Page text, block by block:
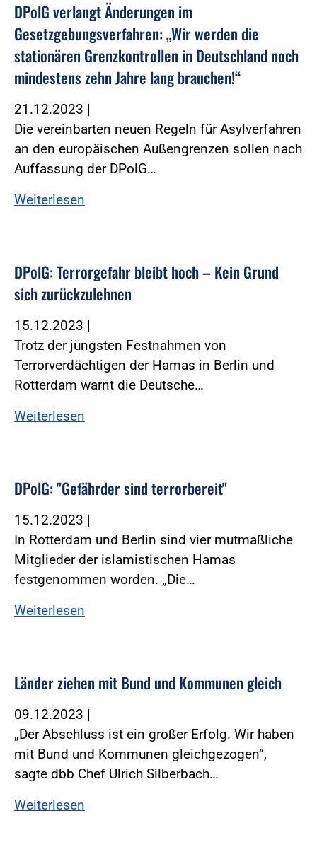
DPolG verlangt Änderungen im
Gesetzgebungsverfahren: „Wir werden die
stationären Grenzkontrollen in Deutschland noch
mindestens zehn Jahre lang brauchen!“
21.12.2023 |
Die vereinbarten neuen Regeln für Asylverfahren
an den europäischen Außengrenzen sollen nach
Auffassung der DPolG…
Weiterlesen
DPolG: Terrorgefahr bleibt hoch – Kein Grund
sich zurückzulehnen
15.12.2023 |
Trotz der jüngsten Festnahmen von
Terrorverdächtigen der Hamas in Berlin und
Rotterdam warnt die Deutsche…
Weiterlesen
DPolG: "Gefährder sind terrorbereit"
15.12.2023 |
In Rotterdam und Berlin sind vier mutmaßliche
Mitglieder der islamistischen Hamas
festgenommen worden. „Die…
Weiterlesen
Länder ziehen mit Bund und Kommunen gleich
09.12.2023 |
„Der Abschluss ist ein großer Erfolg. Wir haben
mit Bund und Kommunen gleichgezogen“,
sagte dbb Chef Ulrich Silberbach…
Weiterlesen